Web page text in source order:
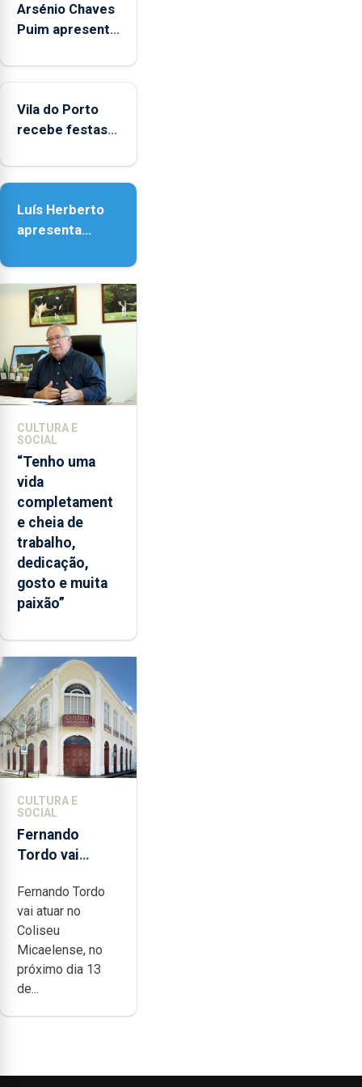
Arsénio Chaves
Puim apresenta
Biblioteca de
Vila do Porto
recebe festas
Nossa Senhora
Luís Herberto
apresenta
Paisagem’
CULTURA E
SOCIAL
“Tenho uma
vida
completament
e cheia de
trabalho,
dedicação,
gosto e muita
paixão”
CULTURA E
SOCIAL
Fernando
Tordo vai
anos de
carreira no
Coliseu
Micaelense
Fernando Tordo
vai atuar no
Coliseu
Micaelense, no
próximo dia 13
de...